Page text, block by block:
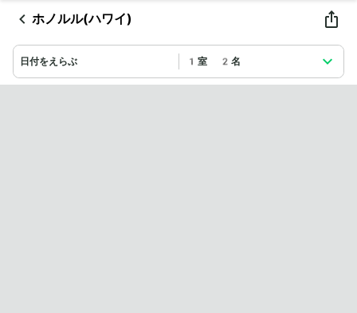
ホノルル(ハワイ)
日付をえらぶ 1室 2名